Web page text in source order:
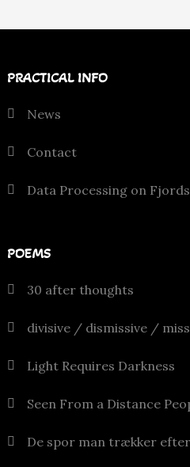
PRACTICAL INFO
News
Contact
Data Processing on
POEMS
30 after thoughts
divisive / dismissive /
Light Requires Darkness
Seen From a Distance
De spor man trækker